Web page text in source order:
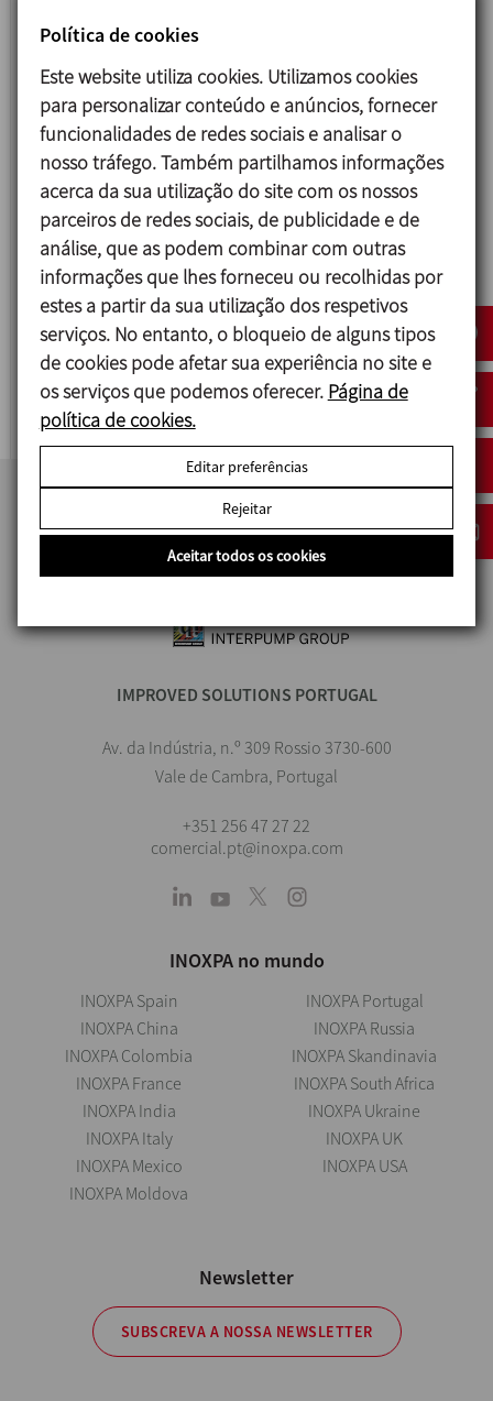
8050
VISOR PLANO DIN
IMPROVED SOLUTIONS PORTUGAL
Av. da Indústria, n.º 309 Rossio 3730-600
Vale de Cambra, Portugal
+351 256 47 27 22
comercial.pt@inoxpa.com
INOXPA no mundo
INOXPA Spain
INOXPA China
INOXPA Colombia
INOXPA France
INOXPA India
INOXPA Italy
INOXPA Mexico
INOXPA Moldova
INOXPA Portugal
INOXPA Russia
INOXPA Skandinavia
INOXPA South Africa
INOXPA Ukraine
INOXPA UK
INOXPA USA
Newsletter
SUBSCREVA A NOSSA NEWSLETTER
Política de cookies
Este website utiliza cookies. Utilizamos cookies
para personalizar conteúdo e anúncios, fornecer
funcionalidades de redes sociais e analisar o
nosso tráfego. Também partilhamos informações
acerca da sua utilização do site com os nossos
parceiros de redes sociais, de publicidade e de
análise, que as podem combinar com outras
informações que lhes forneceu ou recolhidas por
estes a partir da sua utilização dos respetivos
serviços. No entanto, o bloqueio de alguns tipos
de cookies pode afetar sua experiência no site e
os serviços que podemos oferecer. Página de
política de cookies.
Editar preferências
Rejeitar
Aceitar todos os cookies